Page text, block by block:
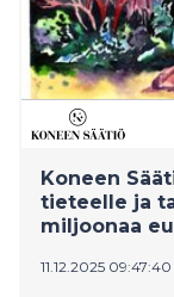
Koneen
tieteelle ja
miljoonaa
11.12.2025